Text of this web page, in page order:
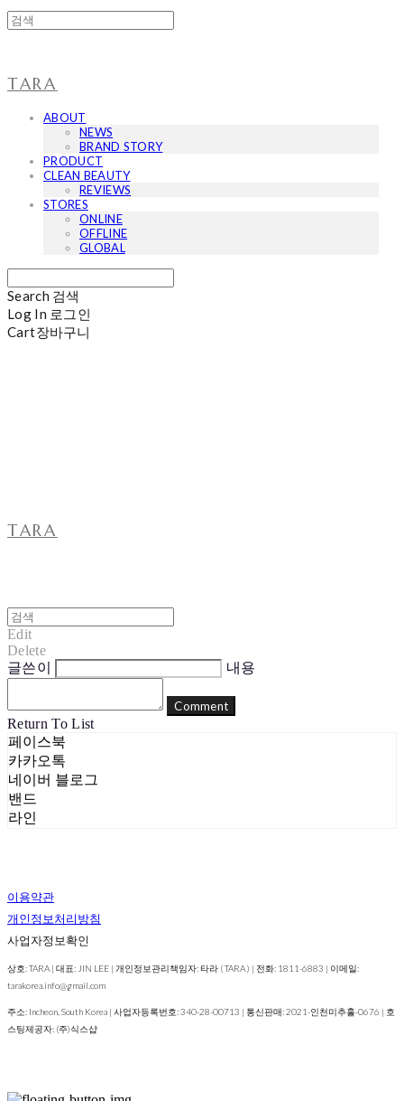
TARA
ABOUT
NEWS
BRAND STORY
PRODUCT
CLEAN BEAUTY
REVIEWS
STORES
ONLINE
OFFLINE
GLOBAL
Search 검색
Log In 로그인
Cart장바구니
TARA
Edit
Delete
글쓴이
내용
Comment
Return To List
페이스북
카카오톡
네이버 블로그
밴드
라인
이용약관
개인정보처리방침
사업자정보확인
상호: TARA | 대표: JIN LEE | 개인정보관리책임자: 타라 ( TARA ) | 전화: 1811-6883 | 이메일:
tarakorea.info@gmail.com
주소: Incheon, South Korea | 사업자등록번호:340-28-00713 | 통신판매:2021-인천미추홀-0676 | 호
스팅제공자: (주)식스샵